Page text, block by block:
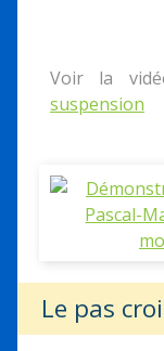
Voir la
suspension
Le pas